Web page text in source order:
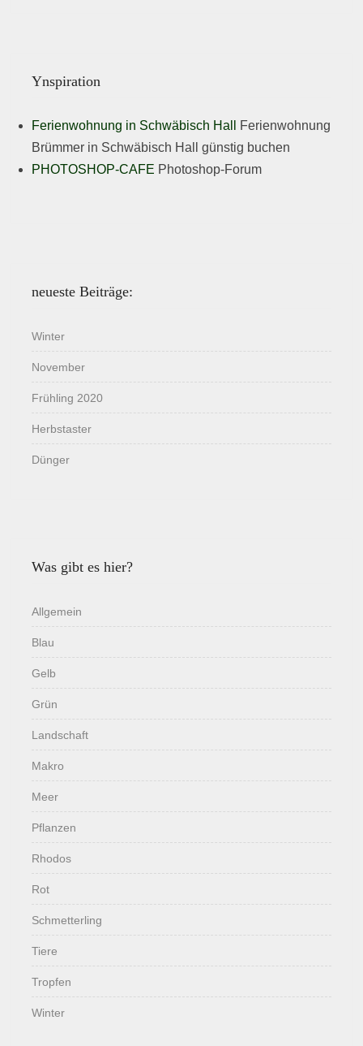
Ynspiration
Ferienwohnung in Schwäbisch Hall
Ferienwohnung
Brümmer in Schwäbisch Hall günstig buchen
PHOTOSHOP-CAFE Photoshop-Forum
neueste Beiträge:
Winter
November
Frühling 2020
Herbstaster
Dünger
Was gibt es hier?
Allgemein
Blau
Gelb
Grün
Landschaft
Makro
Meer
Pflanzen
Rhodos
Rot
Schmetterling
Tiere
Tropfen
Winter